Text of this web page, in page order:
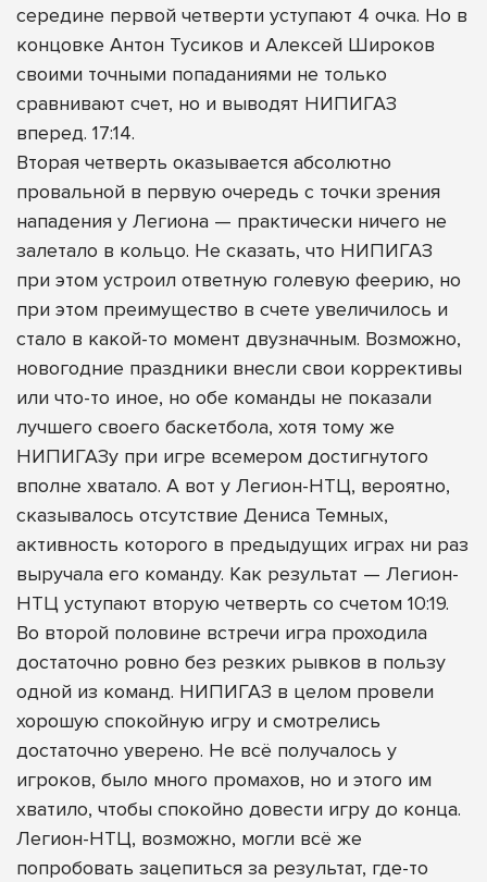
середине первой четверти уступают 4 очка. Но в
концовке Антон Тусиков и Алексей Широков
своими точными попаданиями не только
сравнивают счет, но и выводят НИПИГАЗ
вперед. 17:14.
Вторая четверть оказывается абсолютно
провальной в первую очередь с точки зрения
нападения у Легиона — практически ничего не
залетало в кольцо. Не сказать, что НИПИГАЗ
при этом устроил ответную голевую феерию, но
при этом преимущество в счете увеличилось и
стало в какой-то момент двузначным. Возможно,
новогодние праздники внесли свои коррективы
или что-то иное, но обе команды не показали
лучшего своего баскетбола, хотя тому же
НИПИГАЗу при игре всемером достигнутого
вполне хватало. А вот у Легион-НТЦ, вероятно,
сказывалось отсутствие Дениса Темных,
активность которого в предыдущих играх ни раз
выручала его команду. Как результат — Легион-
НТЦ уступают вторую четверть со счетом 10:19.
Во второй половине встречи игра проходила
достаточно ровно без резких рывков в пользу
одной из команд. НИПИГАЗ в целом провели
хорошую спокойную игру и смотрелись
достаточно уверено. Не всё получалось у
игроков, было много промахов, но и этого им
хватило, чтобы спокойно довести игру до конца.
Легион-НТЦ, возможно, могли всё же
попробовать зацепиться за результат, где-то